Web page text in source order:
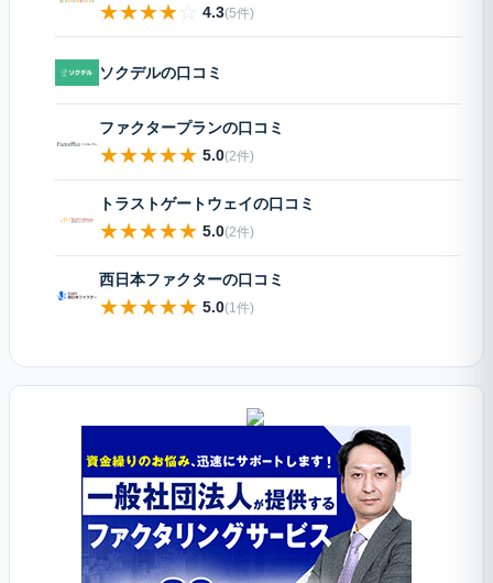
★★★★☆ 4.3(5件)
ソクデルの口コミ
ファクタープランの口コミ
★★★★★ 5.0(2件)
トラストゲートウェイの口コミ
★★★★★ 5.0(2件)
西日本ファクターの口コミ
★★★★★ 5.0(1件)